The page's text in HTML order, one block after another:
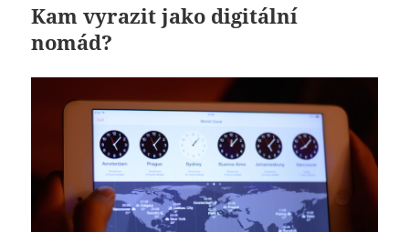
Kam vyrazit jako digitální
nomád?